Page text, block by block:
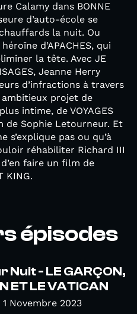
Calamy dans BONNE
d’auto-école se
la nuit. Ou
d’APACHES, qui
la tête. Avec JE
Jeanne Herry
d’infractions à travers
ambitieux projet de
intime, de VOYAGES
de Sophie Letourneur. Et
s’explique pas ou qu’à
réhabiliter Richard III
faire un film de
KING.
épisodes
Nuit - LE GARÇON,
ET LE VATICAN
Novembre 2023